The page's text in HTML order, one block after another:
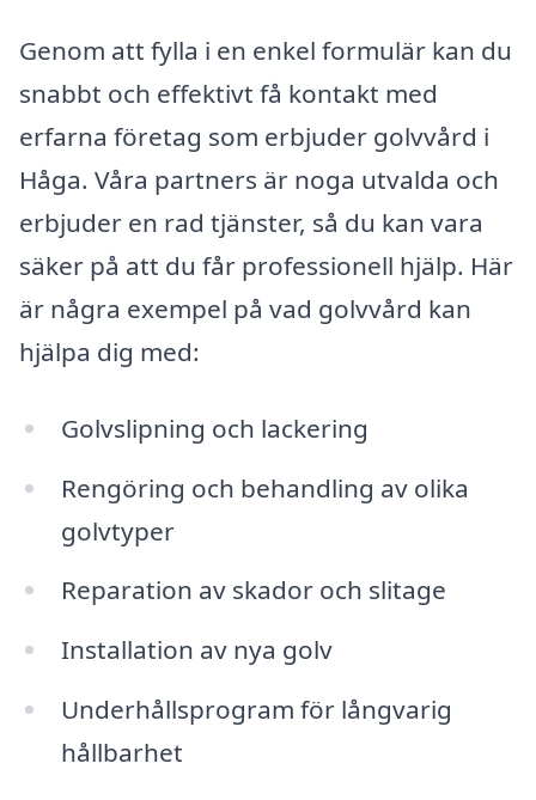
Genom att fylla i en enkel formulär kan du
snabbt och effektivt få kontakt med
erfarna företag som erbjuder golvvård i
Håga. Våra partners är noga utvalda och
erbjuder en rad tjänster, så du kan vara
säker på att du får professionell hjälp. Här
är några exempel på vad golvvård kan
hjälpa dig med:
Golvslipning och lackering
Rengöring och behandling av olika
golvtyper
Reparation av skador och slitage
Installation av nya golv
Underhållsprogram för långvarig
hållbarhet